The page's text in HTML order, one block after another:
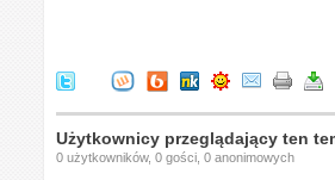
Użytkownicy przeglądający ten
0 użytkowników, 0 gości, 0 anonimowych